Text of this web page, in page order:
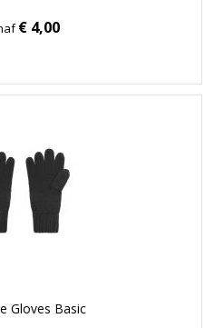
€ 4,00
Gloves Basic